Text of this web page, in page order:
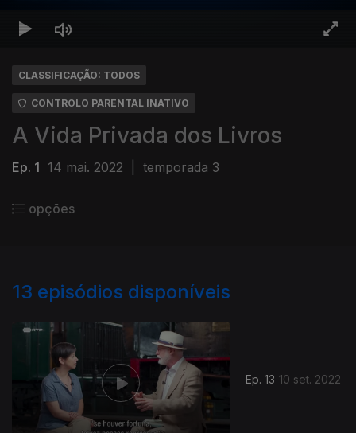
CLASSIFICAÇÃO: TODOS
CONTROLO PARENTAL INATIVO
A Vida Privada dos Livros
Ep. 1 14 mai. 2022 temporada 3
opções
13 episódios disponíveis
Ep. 13 10 set. 2022